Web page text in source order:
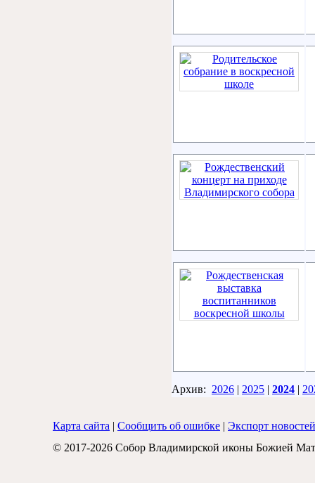
Архив: 2026 | 2025 | 2024 |
Карта сайта | Сообщить об ошибке | Экспорт новостей
© 2017-2026 Собор Владимирской иконы Божией